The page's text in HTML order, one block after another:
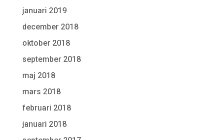
januari 2019
december 2018
oktober 2018
september 2018
maj 2018
mars 2018
februari 2018
januari 2018